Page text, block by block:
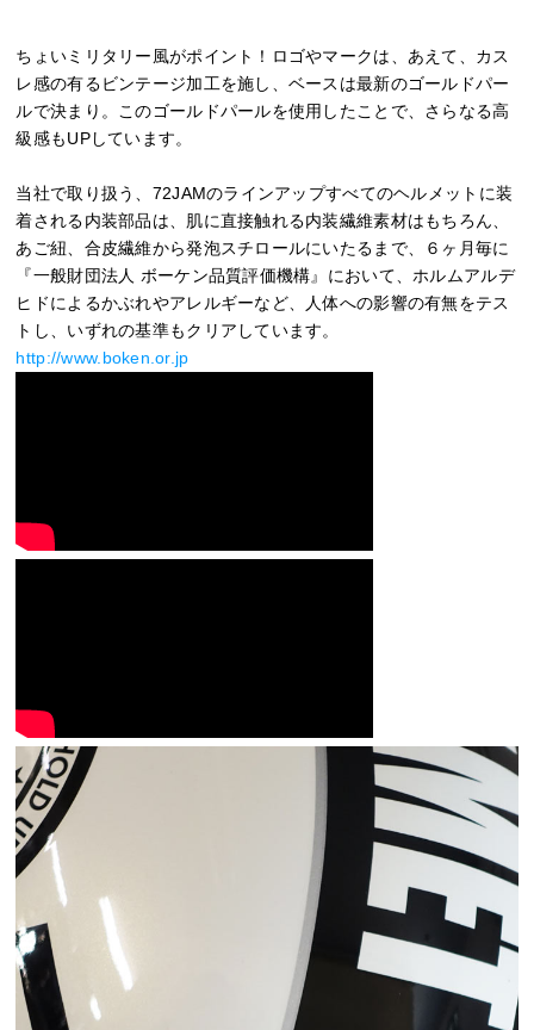
ちょいミリタリー風がポイント！ロゴやマークは、あえて、カス
レ感の有るビンテージ加工を施し、ベースは最新のゴールドパー
ルで決まり。このゴールドパールを使用したことで、さらなる高
級感もUPしています。
当社で取り扱う、72JAMのラインアップすべてのヘルメットに装
着される内装部品は、肌に直接触れる内装繊維素材はもちろん、
あご紐、合皮繊維から発泡スチロールにいたるまで、６ヶ月毎に
『一般財団法人 ボーケン品質評価機構』において、ホルムアルデ
ヒドによるかぶれやアレルギーなど、人体への影響の有無をテス
トし、いずれの基準もクリアしています。
http://www.boken.or.jp